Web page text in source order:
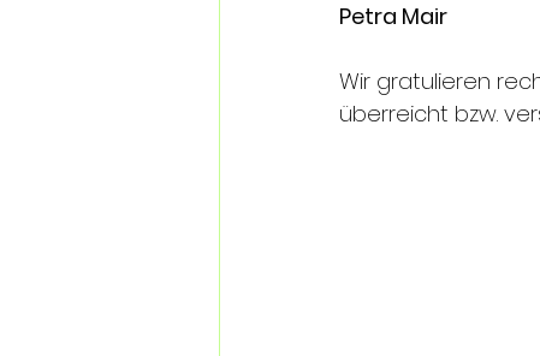
Petra Mair
Wir gratulieren
überreicht bzw.